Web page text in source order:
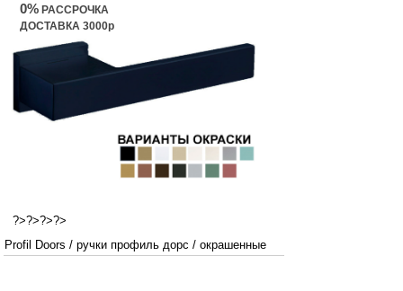
0% РАССРОЧКА
ДОСТАВКА 3000р
?>?>?>?>
Profil Doors / ручки профиль дорс / окрашенные